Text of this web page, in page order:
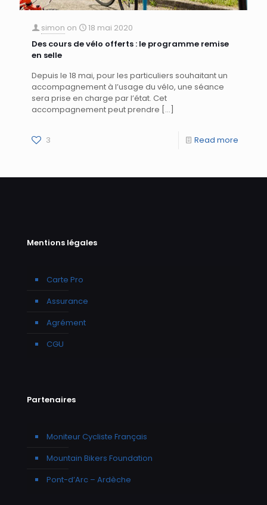
simon on
18 mai 2020
Des cours de vélo offerts : le programme remise
en selle
Depuis le 18 mai, pour les particuliers souhaitant un
accompagnement à l’usage du vélo, une séance
sera prise en charge par l’état. Cet
accompagnement peut prendre […]
3 Read more
Mentions légales
Carte Pro
Assurance
Agrément
CGU
Partenaires
Moniteur Cycliste Français
Mountain Bikers Foundation
Pont-d’Arc – Ardèche